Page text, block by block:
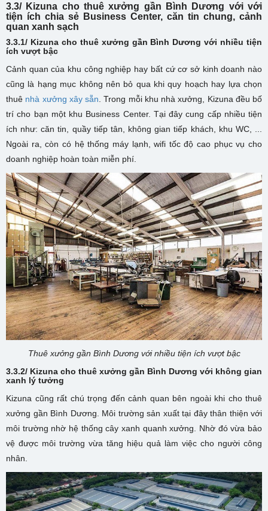
3.3/ Kizuna cho thuê xưởng gần Bình Dương với với
tiện ích chia sẻ Business Center, căn tin chung, cảnh
quan xanh sạch
3.3.1/ Kizuna cho thuê xưởng gần Bình Dương với nhiều tiện
ích vượt bậc
Cảnh quan của khu công nghiệp hay bất cứ cơ sở kinh doanh nào
cũng là hạng mục không nên bỏ qua khi quy hoạch hay lựa chọn
thuê nhà xưởng xây sẵn . Trong mỗi khu nhà xưởng, Kizuna đều bố
trí cho bạn một khu Business Center. Tại đây cung cấp nhiều tiện
ích như: căn tin, quầy tiếp tân, không gian tiếp khách, khu WC, ...
Ngoài ra, còn có hệ thống máy lạnh, wifi tốc độ cao phục vụ cho
doanh nghiệp hoàn toàn miễn phí.
Thuê xưởng gần Bình Dương với nhiều tiện ích vượt bậc
3.3.2/ Kizuna cho thuê xưởng gần Bình Dương với không gian
xanh lý tưởng
Kizuna cũng rất chú trọng đến cảnh quan bên ngoài khi cho thuê
xưởng gần Bình Dương. Môi trường sản xuất tại đây thân thiện với
môi trường nhờ hệ thống cây xanh quanh xưởng. Nhờ đó vừa bảo
vệ được môi trường vừa tăng hiệu quả làm việc cho người công
nhân.